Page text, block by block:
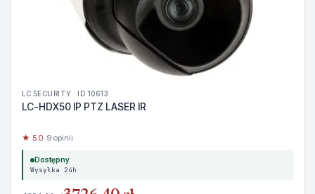
LC SECURITY · ID 10613
LC-HDX50 IP PTZ LASER IR
★ 5.0· 9 opinii
Dostępny
Wysyłka 24h